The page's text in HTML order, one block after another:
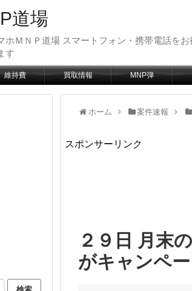
道場
ホＭＮＰ道場 スマートフォン・携帯電話を
す
維持費 買取情報 MNP弾
ホーム 案件速報
スポンサーリンク
２９日 月末
がキャンペ